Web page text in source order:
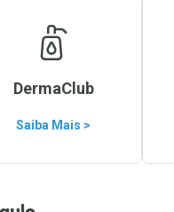
DermaClub
Saiba Mais >